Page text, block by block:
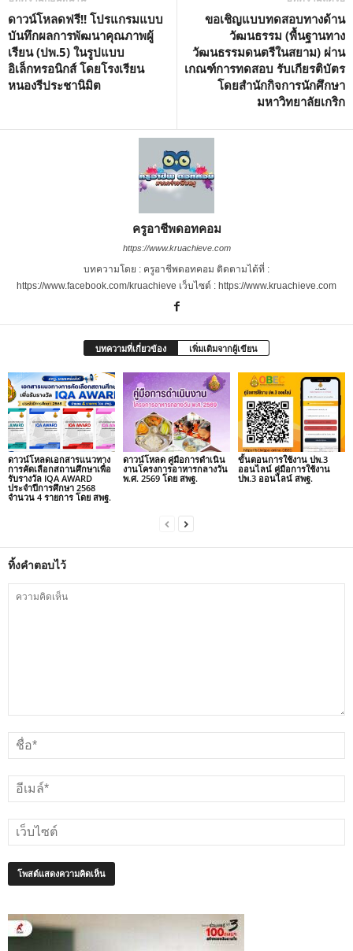
ดาวน์โหลดฟรี!! โปรแกรมแบบ
บันทึกผลการพัฒนาคุณภาพผู้
เรียน (ปพ.5) ในรูปแบบ
อิเล็กทรอนิกส์ โดยโรงเรียน
หนองรีประชานิมิต
ขอเชิญแบบทดสอบทางด้าน
วัฒนธรรม (พื้นฐานทาง
วัฒนธรรมดนตรีในสยาม) ผ่าน
เกณฑ์การทดสอบ รับเกียรติบัตร
โดยสำนักกิจการนักศึกษา
มหาวิทยาลัยเกริก
ครูอาชีพดอทคอม
https://www.kruachieve.com
บทความโดย : ครูอาชีพดอทคอม ติดตามได้ที่ :
https://www.facebook.com/kruachieve เว็บไซต์ : https://www.kruachieve.com
บทความที่เกี่ยวข้อง เพิ่มเติมจากผู้เขียน
ดาวน์โหลดเอกสารแนวทาง
การคัดเลือกสถานศึกษาเพื่อ
รับรางวัล IQA AWARD
ประจำปีการศึกษา 2568
จำนวน 4 รายการ โดย สพฐ.
ดาวน์โหลด คู่มือการดำเนิน
งานโครงการอาหารกลางวัน
พ.ศ. 2569 โดย สพฐ.
ขั้นตอนการใช้งาน ปพ.3
ออนไลน์ คู่มือการใช้งาน
ปพ.3 ออนไลน์ สพฐ.
ทิ้งคำตอบไว้